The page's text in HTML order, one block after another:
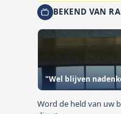
BEKEND VAN
"Wel blijven
Word de held van uw